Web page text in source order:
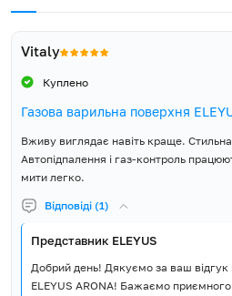
вбудовування ширина (Ш),
мм
вбудовування висота (В), мм
50
Розмір упаковки ширина
(Ш), мм
Розмір упаковки висота (В),
Об'єм упаковки, м³
5 років гарантії виробника
Компанія ELEYUS впевнена в якості
та забезпечує широку і доступну
Vitaly
Куплено
Газова варильна поверхня
Вживу виглядає навіть краще.
Автопідпалення і газ-контроль
мити легко.
Відповіді (1)
Представник ELEYUS
Добрий день! Дякуємо за ваш
ELEYUS ARONA! Бажаємо